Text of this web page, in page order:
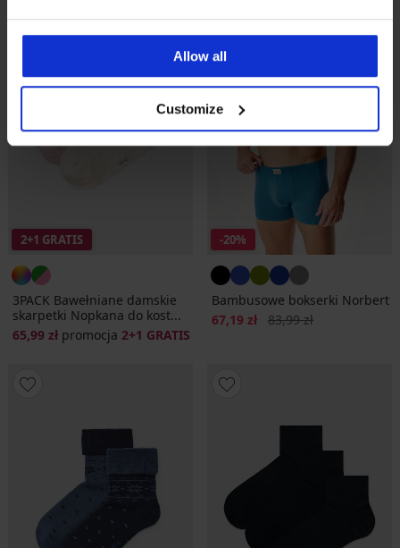
Allow all
Customize
2+1 GRATIS
3PACK Bawełniane damskie
skarpetki Nopkana do kost...
65,99 zł promocja 2+1 GRATIS
-20%
Bambusowe bokserki Norbert
Zniżka
67,19 zł Pierwotna cena
83,99 zł